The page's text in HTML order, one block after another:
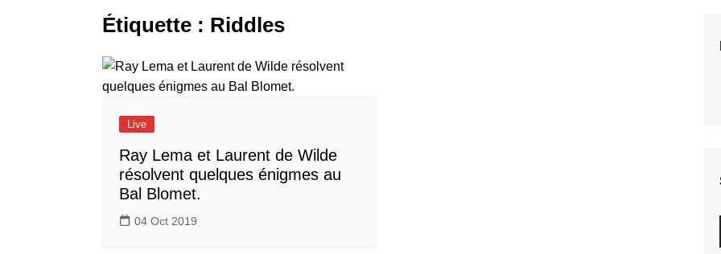
Étiquette : Riddles
Live
Ray Lema et Laurent de Wilde
résolvent quelques énigmes au
Bal Blomet.
04 Oct 2019